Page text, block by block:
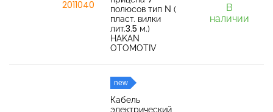
2011040
полюсов тип N (
пласт. вилки
лит.3.5 м.)
HAKAN
OTOMOTIV
В
наличии
new
Кабель
электрический